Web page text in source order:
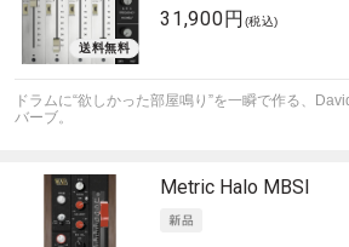
31,900円 (税込)
ドラムに“欲しかった部屋鳴り”を一瞬で作る、
バーブ。
Metric Halo MBSI